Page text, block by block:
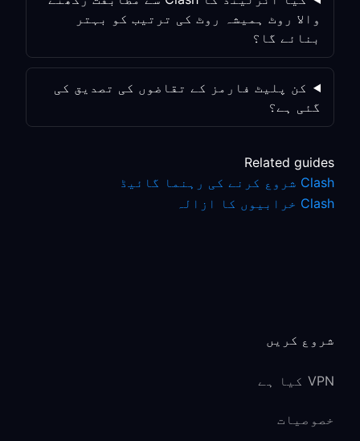
والا روٹ ہمیشہ روٹ کی ترتیب کو بہتر
بنائے گا؟
کن پلیٹ فارمز کے تقاضوں کی تصدیق کی
گئی ہے؟
Related guides
Clash شروع کرنے کی رہنما گائیڈ
Clash خرابیوں کا ازالہ
شروع کریں
VPN کیا ہے
خصوصیات